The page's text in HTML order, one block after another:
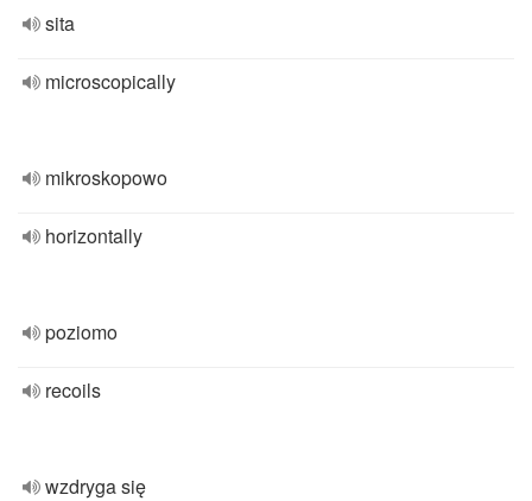
sita
microscopically
mikroskopowo
horizontally
poziomo
recoils
wzdryga się